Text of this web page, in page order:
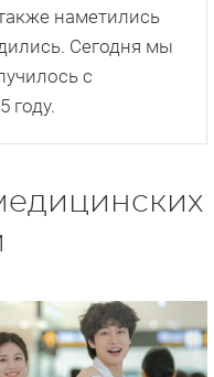
наметились
Сегодня мы
с
году.